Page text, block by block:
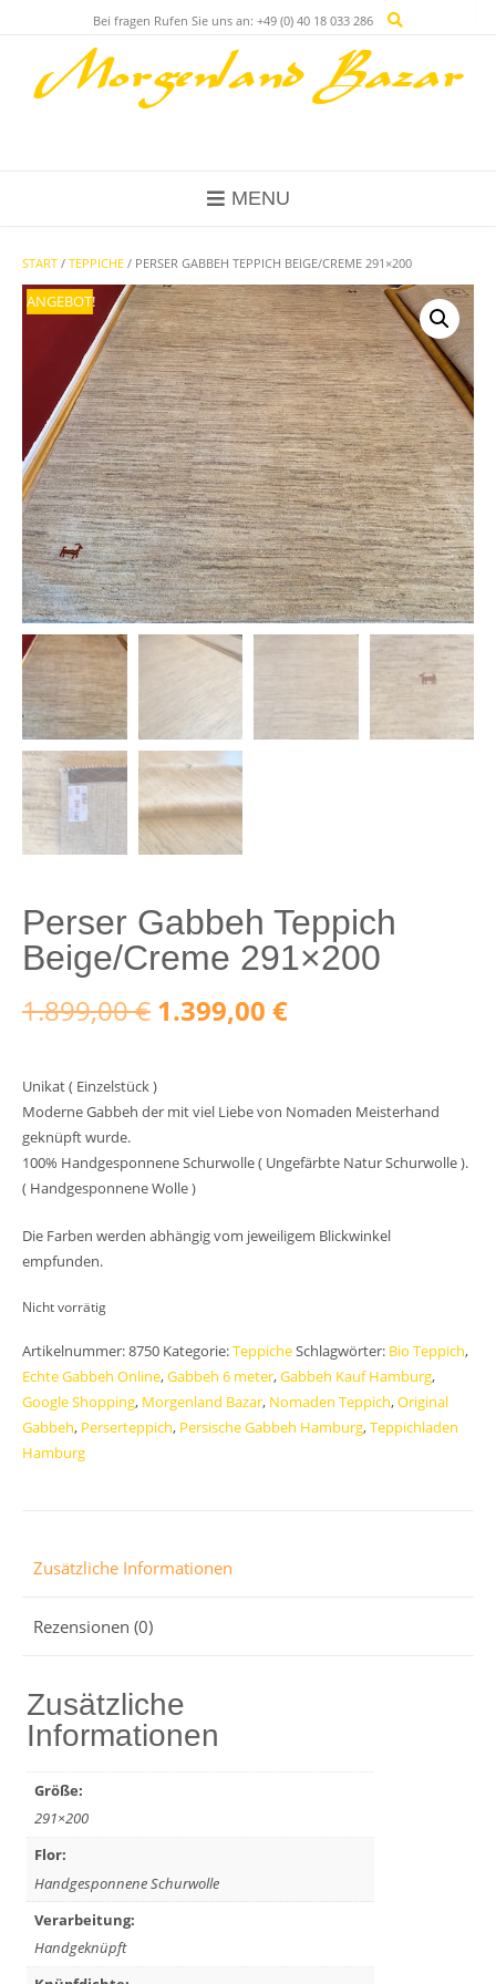
Bei fragen Rufen Sie uns an: +49 (0) 40 18 033 286
MENU
START / TEPPICHE / PERSER GABBEH TEPPICH BEIGE/CREME 291×200
ANGEBOT!
Perser Gabbeh Teppich
Beige/Creme 291×200
1.899,00€ Ursprünglicher
war:
1.899,00 €
1.399,00 €Aktueller
ist:
1.399,00 €.
Unikat ( Einzelstück )
Moderne Gabbeh der mit viel Liebe von Nomaden Meisterhand
geknüpft wurde.
100% Handgesponnene Schurwolle ( Ungefärbte Natur Schurwolle ).
( Handgesponnene Wolle )
Die Farben werden abhängig vom jeweiligem Blickwinkel
empfunden.
Nicht vorrätig
Artikelnummer:8750 Kategorie:TeppicheSchlagwörter: Bio Teppich,
Echte Gabbeh Online,Gabbeh 6 meter,Gabbeh Kauf Hamburg,
Google Shopping, Morgenland Bazar, Nomaden Teppich,Original
Gabbeh, Perserteppich, Persische Gabbeh Hamburg,Teppichladen
Hamburg
Zusätzliche Informationen
Rezensionen (0)
Zusätzliche
Informationen
Größe:
291×200
Flor:
Handgesponnene Schurwolle
Verarbeitung:
Handgeknüpft